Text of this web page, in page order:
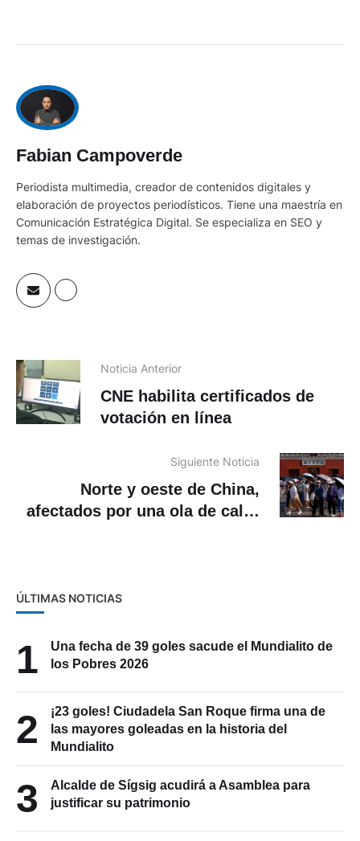
Fabian Campoverde
Periodista multimedia, creador de contenidos digitales y
elaboración de proyectos periodísticos. Tiene una maestría en
Comunicación Estratégica Digital. Se especializa en SEO y
temas de investigación.
Noticia Anterior
CNE habilita certificados de
votación en línea
Siguiente Noticia
Norte y oeste de China,
afectados por una ola de calor
ÚLTIMAS NOTICIAS
1
Una fecha de 39 goles sacude el Mundialito de
los Pobres 2026
2
¡23 goles! Ciudadela San Roque firma una de
las mayores goleadas en la historia del
Mundialito
3
Alcalde de Sígsig acudirá a Asamblea para
justificar su patrimonio